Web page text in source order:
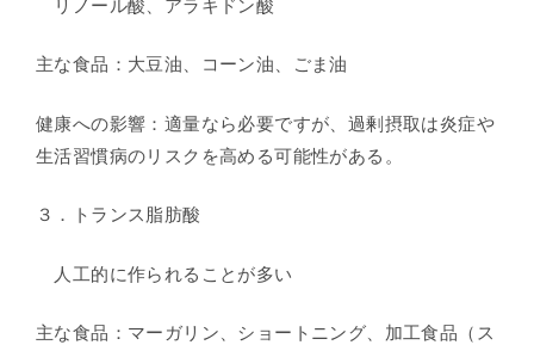
リノール酸、アラキドン酸
主な食品：大豆油、コーン油、ごま油
健康への影響：適量なら必要ですが、過剰摂取は炎症や
生活習慣病のリスクを高める可能性がある。
３．トランス脂肪酸
人工的に作られることが多い
主な食品：マーガリン、ショートニング、加工食品（ス